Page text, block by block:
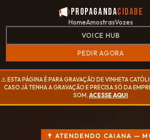
PropagandaCidade
HomeAmostrasVozes
VOICE HUB
PEDIR AGORA
⚠️ ESTA PÁGINA É PARA GRAVAÇÃO DE VINHETA
CASO JÁ TENHA A GRAVAÇÃO E PRECISA SÓ DA
SOM,ACESSE AQUI
✝ ATENDENDO CAIANA —